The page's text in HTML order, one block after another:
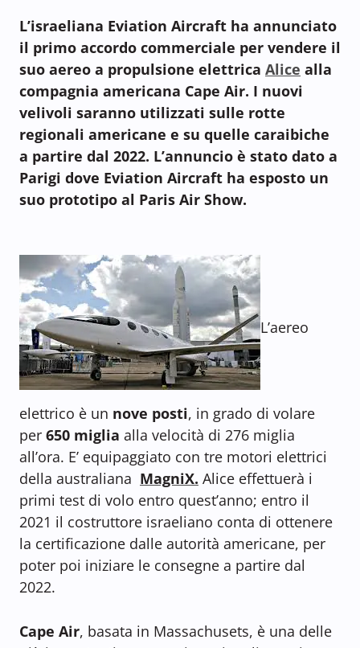
L’israeliana Eviation Aircraft ha annunciato
il primo accordo commerciale per vendere il
suo aereo a propulsione elettrica Alice alla
compagnia americana Cape Air. I nuovi
velivoli saranno utilizzati sulle rotte
regionali americane e su quelle caraibiche
a partire dal 2022. L’annuncio è stato dato a
Parigi dove Eviation Aircraft ha esposto un
suo prototipo al Paris Air Show.
L’aereo
elettrico è un nove posti, in grado di volare
per 650 miglia alla velocità di 276 miglia
all’ora. E’ equipaggiato con tre motori elettrici
della australiana MagniX. Alice effettuerà i
primi test di volo entro quest’anno; entro il
2021 il costruttore israeliano conta di ottenere
la certificazione dalle autorità americane, per
poter poi iniziare le consegne a partire dal
2022.
Cape Air, basata in Massachusets, è una delle